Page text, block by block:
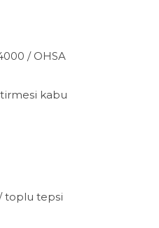
/ OHSA
kabu
toplu tepsi